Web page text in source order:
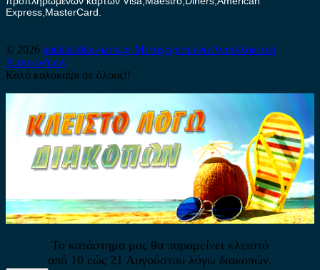
Express,MasterCard.
© 2026 antallaktika-parts.grΜεταχειρισμένα Ανταλλακτικά
Αυτοκινήτων
Καλό καλοκαίρι σε όλους!!
Το κατάστημα μας θα παραμείνει κλειστό
από 10 εώς 21 Αυγούστου λόγω διακοπών.